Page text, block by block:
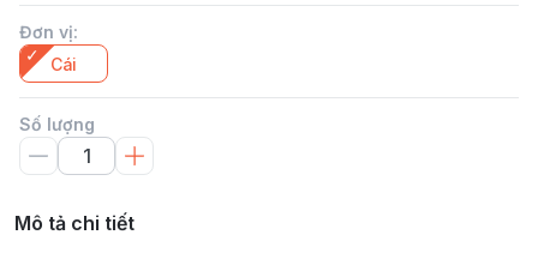
Đơn vị:
Cái
Số lượng
Mô tả chi tiết